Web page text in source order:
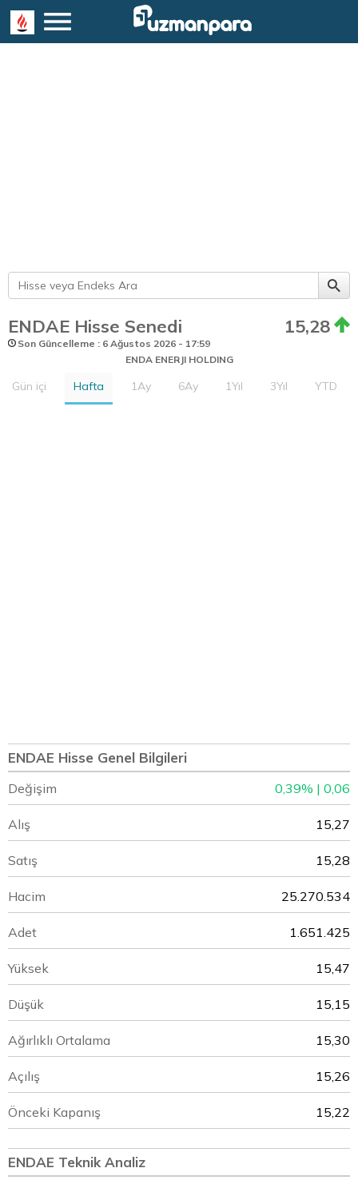
ENDAE Hisse Senedi 15,28
Son Güncelleme : 6 Ağustos 2026 - 17:59
ENDA ENERJI HOLDING
Gün içi Hafta 1Ay 6Ay 1Yıl 3Yıl YTD
ENDAE Hisse Genel Bilgileri
Değişim 0,39% | 0,06
Alış 15,27
Satış 15,28
Hacim 25.270.534
Adet 1.651.425
Yüksek 15,47
Düşük 15,15
Ağırlıklı Ortalama 15,30
Açılış 15,26
Önceki Kapanış 15,22
ENDAE Teknik Analiz